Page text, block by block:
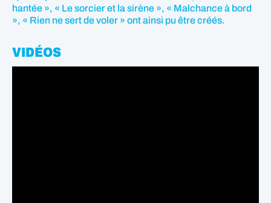
hantée », « Le sorcier et la sirène », « Malchance à bord
», « Rien ne sert de voler » ont ainsi pu être créés.
VIDÉOS